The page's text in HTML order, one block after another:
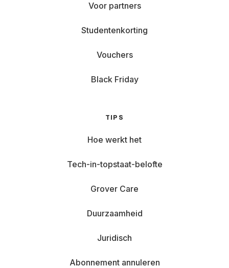
Voor partners
Studentenkorting
Vouchers
Black Friday
TIPS
Hoe werkt het
Tech-in-topstaat-belofte
Grover Care
Duurzaamheid
Juridisch
Abonnement annuleren